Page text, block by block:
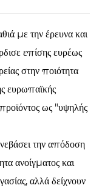
με την έρευνα και
επίσης ευρέως
στην ποιότητα
ευρωπαϊκής
ως "υψηλής
την απόδοση
ανοίγματος και
αλλά δείχνουν